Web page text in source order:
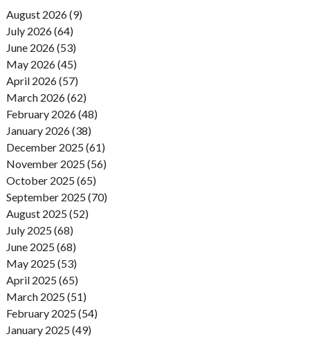
August 2026 (9)
July 2026 (64)
June 2026 (53)
May 2026 (45)
April 2026 (57)
March 2026 (62)
February 2026 (48)
January 2026 (38)
December 2025 (61)
November 2025 (56)
October 2025 (65)
September 2025 (70)
August 2025 (52)
July 2025 (68)
June 2025 (68)
May 2025 (53)
April 2025 (65)
March 2025 (51)
February 2025 (54)
January 2025 (49)